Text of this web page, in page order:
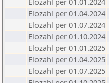
Elozahl per 01.04.2024
Elozahl per 01.07.2024
Elozahl per 01.10.2024
Elozahl per 01.01.2025
Elozahl per 01.04.2025
Elozahl per 01.07.2025